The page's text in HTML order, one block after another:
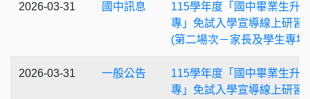
2026-03-31 國中訊息
115學年度「國中畢業生升
專」免試入學宣導線上研習
(第二場次－家長及學生專場)
2026-03-31 一般公告
115學年度「國中畢業生升
專」免試入學宣導線上研習